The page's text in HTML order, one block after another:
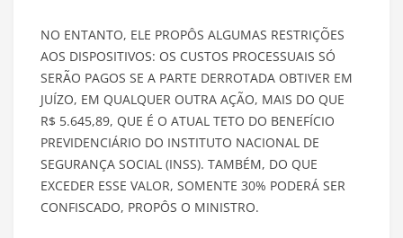
NO ENTANTO, ELE PROPÔS ALGUMAS RESTRIÇÕES
AOS DISPOSITIVOS: OS CUSTOS PROCESSUAIS SÓ
SERÃO PAGOS SE A PARTE DERROTADA OBTIVER EM
JUÍZO, EM QUALQUER OUTRA AÇÃO, MAIS DO QUE
R$ 5.645,89, QUE É O ATUAL TETO DO BENEFÍCIO
PREVIDENCIÁRIO DO INSTITUTO NACIONAL DE
SEGURANÇA SOCIAL (INSS). TAMBÉM, DO QUE
EXCEDER ESSE VALOR, SOMENTE 30% PODERÁ SER
CONFISCADO, PROPÔS O MINISTRO.